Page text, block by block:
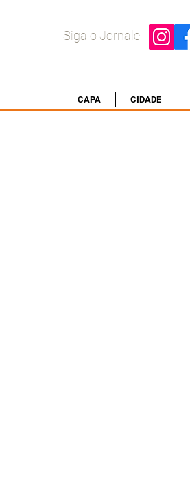
Siga o Jornale
CAPA CIDADE